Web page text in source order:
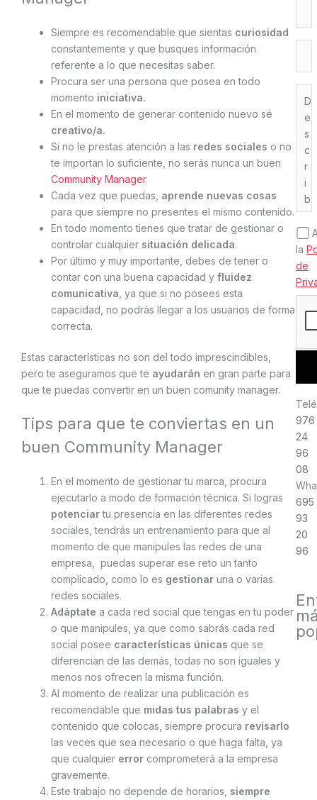
Siempre es recomendable que sientas curiosidad
constantemente y que busques información
referente a lo que necesitas saber.
Procura ser una persona que posea en todo
momento iniciativa.
En el momento de generar contenido nuevo sé
creativo/a.
Si no le prestas atención a las redes sociales o no
te importan lo suficiente, no serás nunca un buen
Community Manager.
Cada vez que puedas, aprende nuevas cosas
para que siempre no presentes el mismo contenido.
En todo momento tienes que tratar de gestionar o
controlar cualquier situación delicada.
Por último y muy importante, debes de tener o
contar con una buena capacidad y fluidez
comunicativa , ya que si no posees esta
capacidad, no podrás llegar a los usuarios de forma
correcta.
Estas características no son del todo imprescindibles,
pero te aseguramos que te ayudarán en gran parte para
que te puedas convertir en un buen comunity manager.
Tips para que te conviertas en un
buen Community Manager
En el momento de gestionar tu marca, procura
ejecutarlo a modo de formación técnica. Si logras
potenciartu presencia en las diferentes redes
sociales, tendrás un entrenamiento para que al
momento de que manipules las redes de una
empresa, puedas superar ese reto un tanto
complicado, como lo es gestionar una o varias
redes sociales.
Adáptate a cada red social que tengas en tu poder
o que manipules, ya que como sabrás cada red
social posee características únicas que se
diferencian de las demás, todas no son iguales y
menos nos ofrecen la misma función.
Al momento de realizar una publicación es
recomendable que midas tus palabras y el
contenido que colocas, siempre procura revisarlo
las veces que sea necesario o que haga falta, ya
que cualquier error comprometerá a la empresa
gravemente.
Este trabajo no depende de horarios, siempre
la
de
976
24
96
08
695
93
20
96